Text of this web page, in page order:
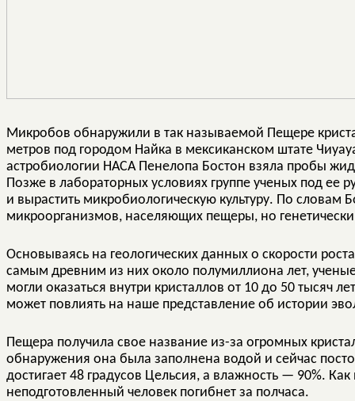
Микробов обнаружили в так называемой Пещере
метров под городом Найка в мексиканском штате
астробиологии НАСА Пенелопа Бостон взяла пробы
Позже в лабораторных условиях группе ученых под ее
и вырастить микробиологическую культуру. По
микроорганизмов, населяющих пещеры, но
Основываясь на геологических данных о скорости
самым древним из них около полумиллиона лет,
могли оказаться внутри кристаллов от 10 до 50 тысяч
может повлиять на наше представление об истории
Пещера получила свое название из-за огромных
обнаружения она была заполнена водой и сейчас
достигает 48 градусов Цельсия, а влажность — 90%.
неподготовленный человек погибнет за полчаса.